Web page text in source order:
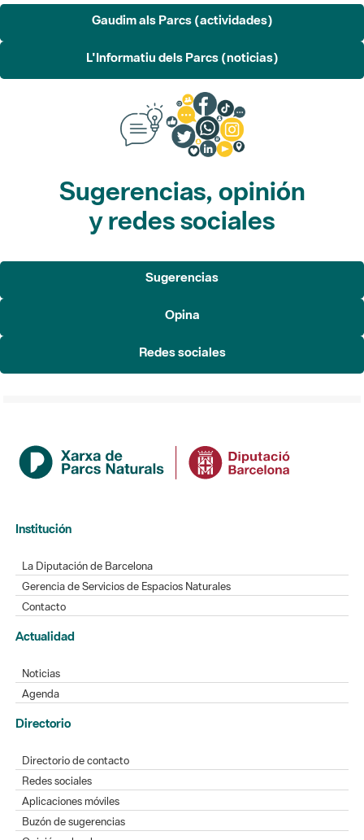
Gaudim als Parcs (actividades)
L'Informatiu dels Parcs (noticias)
Sugerencias, opinión
y redes sociales
Sugerencias
Opina
Redes sociales
Institución
La Diputación de Barcelona
Gerencia de Servicios de Espacios Naturales
Contacto
Actualidad
Noticias
Agenda
Directorio
Directorio de contacto
Redes sociales
Aplicaciones móviles
Buzón de sugerencias